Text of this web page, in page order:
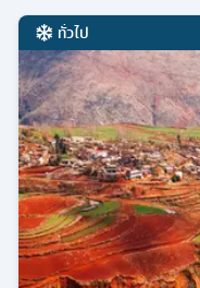
ทั่วไป